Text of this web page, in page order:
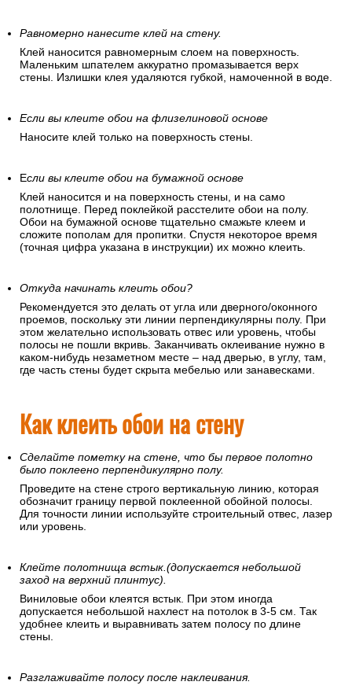
Равномерно нанесите клей на стену.
Клей наносится равномерным слоем на поверхность.
Маленьким шпателем аккуратно промазывается верх
стены. Излишки клея удаляются губкой, намоченной в воде.
Если вы клеите обои на флизелиновой основе
Наносите клей только на поверхность стены.
Если вы клеите обои на бумажной основе
Клей наносится и на поверхность стены, и на само
полотнище. Перед поклейкой расстелите обои на полу.
Обои на бумажной основе тщательно смажьте клеем и
сложите пополам для пропитки. Спустя некоторое время
(точная цифра указана в инструкции) их можно клеить.
Откуда начинать клеить обои?
Рекомендуется это делать от угла или дверного/оконного
проемов, поскольку эти линии перпендикулярны полу. При
этом желательно использовать отвес или уровень, чтобы
полосы не пошли вкривь. Заканчивать оклеивание нужно в
каком-нибудь незаметном месте – над дверью, в углу, там,
где часть стены будет скрыта мебелью или занавесками.
Как клеить обои на стену
Сделайте пометку на стене, что бы первое полотно
было поклеено перпендикулярно полу.
Проведите на стене строго вертикальную линию, которая
обозначит границу первой поклеенной обойной полосы.
Для точности линии используйте строительный отвес, лазер
или уровень.
Клейте полотнища встык.(допускается небольшой
заход на верхний плинтус).
Виниловые обои клеятся встык. При этом иногда
допускается небольшой нахлест на потолок в 3-5 см. Так
удобнее клеить и выравнивать затем полосу по длине
стены.
Разглаживайте полосу после наклеивания.